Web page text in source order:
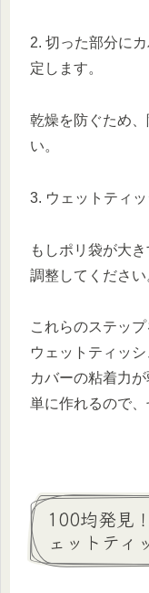
2. 切った部分に
定します。
乾燥を防ぐため
い。
3. ウェットティ
もしポリ袋が大
調整してください
これらのステッ
ウェットティッ
カバーの粘着力
単に作れるので、
100均発見
ェットティ